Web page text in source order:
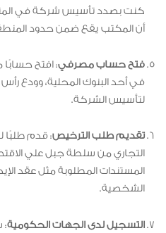
كنت بصدد تأسيس شركة في
أن المكتب يقع ضمن حدود
فتح حساب مصرفي: افتح
في أحد البنوك المحلية، وودع
لتأسيس الشركة.
تقديم طلب الترخيص: قدم طلبًا
التجاري من سلطة جبل علي
المستندات المطلوبة مثل عقد
الشخصية.
التسجيل لدى الجهات الحكومية: